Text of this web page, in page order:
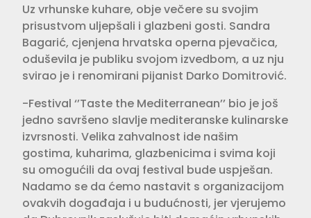
Uz vrhunske kuhare, obje večere su svojim
prisustvom uljepšali i glazbeni gosti. Sandra
Bagarić, cjenjena hrvatska operna pjevačica,
oduševila je publiku svojom izvedbom, a uz nju
svirao je i renomirani pijanist Darko Domitrović.
-Festival ‘’Taste the Mediterranean’’ bio je još
jedno savršeno slavlje mediteranske kulinarske
izvrsnosti. Velika zahvalnost ide našim
gostima, kuharima, glazbenicima i svima koji
su omogućili da ovaj festival bude uspješan.
Nadamo se da ćemo nastavit s organizacijom
ovakvih događaja i u budućnosti, jer vjerujemo